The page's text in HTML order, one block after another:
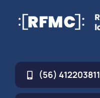
(56) 412203811